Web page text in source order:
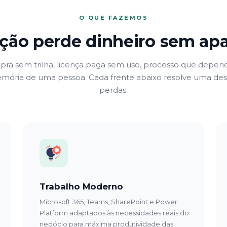
O QUE FAZEMOS
perde dinheiro sem
sem trilha, licença paga sem uso, processo que
de uma pessoa. Cada frente abaixo resolve uma
perdas.
Trabalho Moderno
Microsoft 365, Teams, SharePoint e Power
Platform adaptados às necessidades reais do
negócio para máxima produtividade das